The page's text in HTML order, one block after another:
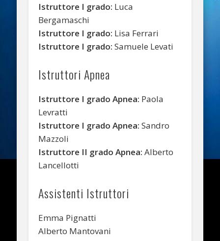
Istruttore I grado: Luca
Bergamaschi
Istruttore I grado: Lisa Ferrari
Istruttore I grado: Samuele Levati
Istruttori Apnea
Istruttore I grado Apnea: Paola
Levratti
Istruttore I grado Apnea: Sandro
Mazzoli
Istruttore II grado Apnea: Alberto
Lancellotti
Assistenti Istruttori
Emma Pignatti
Alberto Mantovani